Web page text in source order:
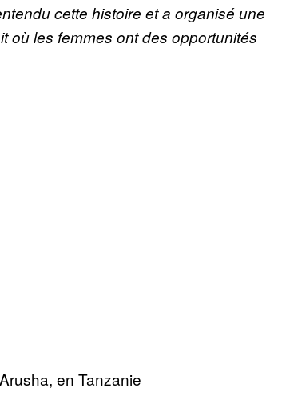
cette histoire et a organisé une
où les femmes ont des opportunités
en Tanzanie